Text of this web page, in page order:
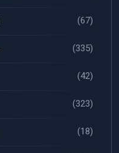
(67)
(335)
(42)
(323)
(18)